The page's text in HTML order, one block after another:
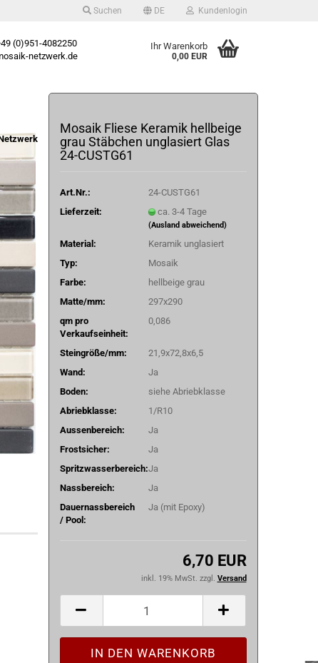
Suchen DE Kundenlogin
(0)951-4082250
netzwerk.de
Ihr Warenkorb
0,00 EUR
Mosaik Fliese Keramik hellbeige
grau Stäbchen unglasiert Glas
24-CUSTG61
Art.Nr.:
24-CUSTG61
Lieferzeit:
ca. 3-4 Tage
(Ausland abweichend)
Material:
Keramik unglasiert
Typ:
Mosaik
Farbe:
hellbeige grau
Matte/mm:
297x290
qm pro
Verkaufseinheit:
0,086
Steingröße/mm:
21,9x72,8x6,5
Wand:
Ja
Boden:
siehe Abriebklasse
Abriebklasse:
1/R10
Aussenbereich:
Ja
Frostsicher:
Ja
Spritzwasserbereich:Ja
Nassbereich:
Ja
Dauernassbereich
/ Pool:
Ja (mit Epoxy)
6,70 EUR
inkl. 19% MwSt. zzgl. Versand